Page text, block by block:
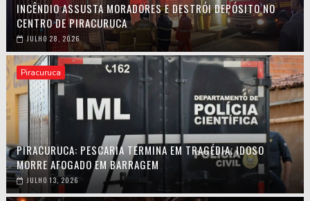
INCÊNDIO ASSUSTA MORADORES E DESTRÓI DEPÓSITO NO
CENTRO DE PIRACURUCA
JULHO 28, 2026
Piracuruca
PIRACURUCA: PESCARIA TERMINA EM TRAGÉDIA; IDOSO
MORRE AFOGADO EM BARRAGEM
JULHO 13, 2026